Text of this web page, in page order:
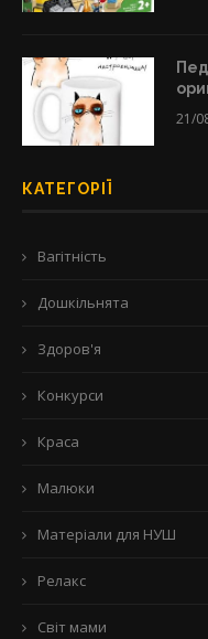
21/
КАТЕГОРІЇ
Вагітність
Дошкільнята
Здоров'я
Конкурси
Краса
Малюки
Матеріали для НУШ
Релакс
Світ мами